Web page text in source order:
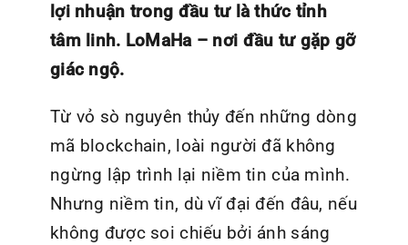
lợi nhuận trong đầu tư là thức tỉnh
tâm linh. LoMaHa – nơi đầu tư gặp gỡ
giác ngộ.
Từ vỏ sò nguyên thủy đến những dòng
mã blockchain, loài người đã không
ngừng lập trình lại niềm tin của mình.
Nhưng niềm tin, dù vĩ đại đến đâu, nếu
không được soi chiếu bởi ánh sáng